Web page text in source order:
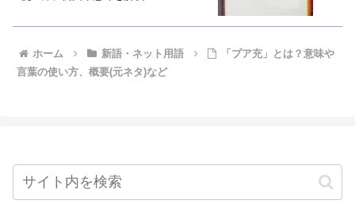
ホーム 新語・ネット用語
「プア充」とは？意味や
言葉の使い方、概要(元ネタ)など